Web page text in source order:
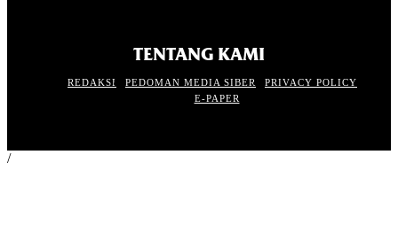
TENTANG KAMI
REDAKSI PEDOMAN MEDIA SIBER
PRIVACY POLICY
E-PAPER
/